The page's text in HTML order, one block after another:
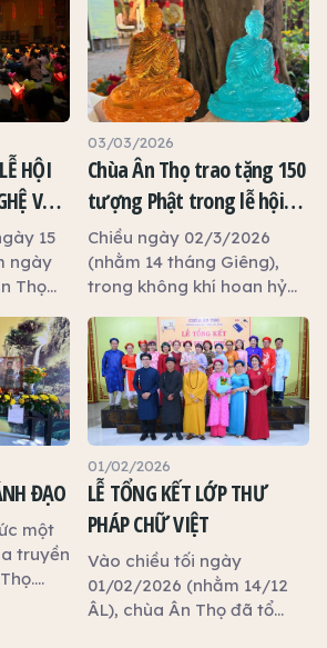
HỘI
VÀ
ÂN15
ngày
Thọ
– tâm
Phật
hoạt
chùa
hóa –
năm.
03/03/2026
Chùa Ân Thọ trao tặng 150
tượng Phật trong lễ hội
Tết Nguyên tiêu
Chiều ngày 02/3/2026
(nhằm 14 tháng Giêng),
trong không khí hoan hỷ
Thọ (phường Long An, tỉnh
Tây Ninh) đã tổ chức
chương trình trao tặng 150
tượng Phật đến thiện tín
nam nữ.
ĐẠO
một
truyền
01/02/2026
LỄ TỔNG KẾT LỚP THƯ
PHÁP CHỮ VIỆT
Vào chiều tối ngày
01/02/2026 (nhằm 14/12
ÂL), chùa Ân Thọ đã tổ